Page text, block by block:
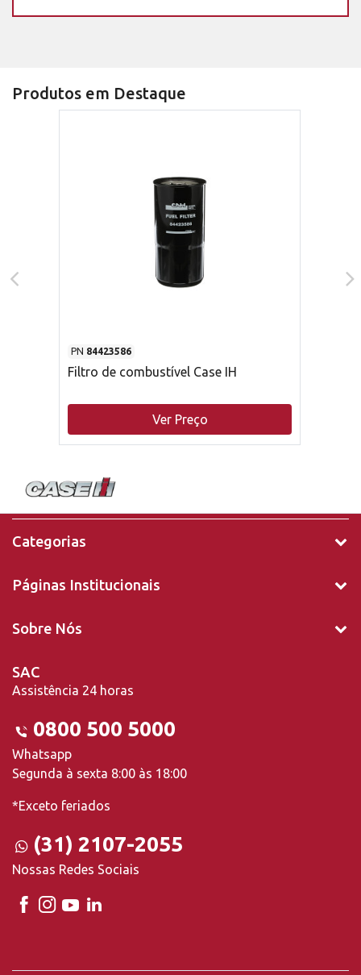
Produtos em Destaque
PN 84423586
Filtro de combustível Case IH
Ver Preço
Categorias
Páginas Institucionais
Sobre Nós
SAC
Assistência 24 horas
0800 500 5000
Whatsapp
Segunda à sexta 8:00 às 18:00
*Exceto feriados
(31) 2107-2055
Nossas Redes Sociais